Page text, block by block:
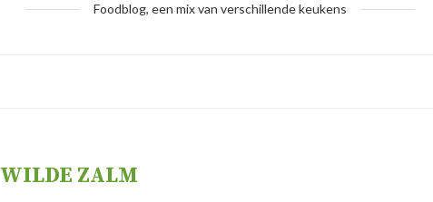
Foodblog, een mix van verschillende keukens
WILDE ZALM